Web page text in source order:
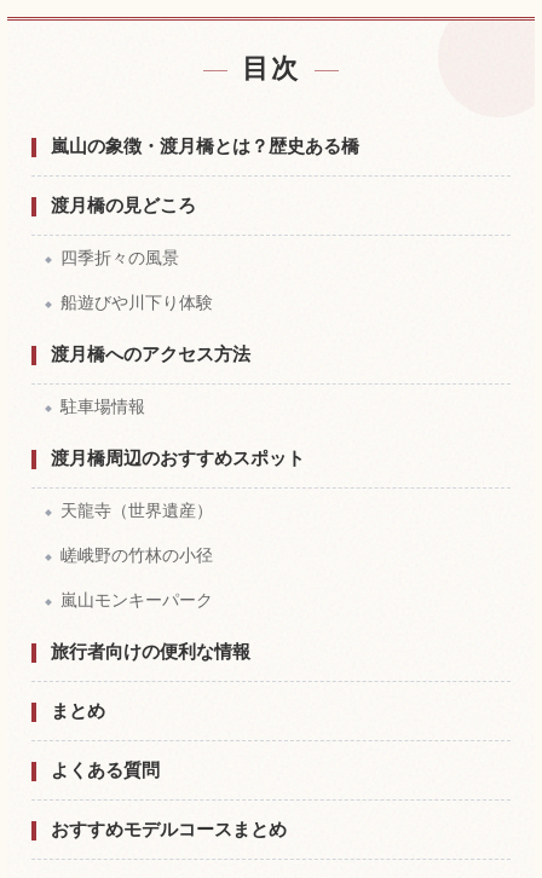
渡月橋付近の宿を探す
渡月橋の体験を探す↗
目次
嵐山の象徴・渡月橋とは？歴史ある橋
渡月橋の見どころ
四季折々の風景
船遊びや川下り体験
渡月橋へのアクセス方法
駐車場情報
渡月橋周辺のおすすめスポット
天龍寺（世界遺産）
嵯峨野の竹林の小径
嵐山モンキーパーク
旅行者向けの便利な情報
まとめ
よくある質問
おすすめモデルコースまとめ